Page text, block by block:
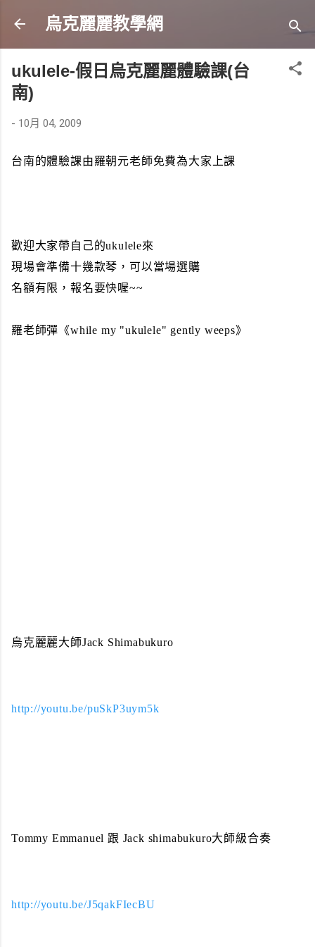
跳到主要內容
烏克麗麗教學網
ukulele-假日烏克麗麗體驗課(台
南)
- 10月 04, 2009
台南的體驗課由羅朝元老師免費為大家上課
歡迎大家帶自己的ukulele來
現場會準備十幾款琴，可以當場選購
名額有限，報名要快喔~~
羅老師彈《while my "ukulele" gently weeps》
烏克麗麗大師Jack Shimabukuro
http://youtu.be/puSkP3uym5k
Tommy Emmanuel 跟 Jack shimabukuro大師級合奏
http://youtu.be/J5qakFIecBU